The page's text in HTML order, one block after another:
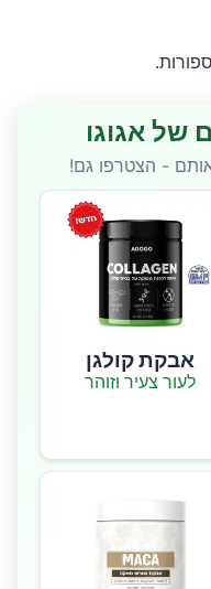
של אגוגו
- הצטרפו גם!
אבקת קולגן
לעור צעיר וזוהר